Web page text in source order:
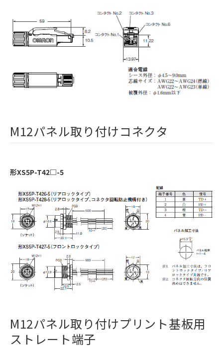
M12パネル取り付けコネクタ
形XS5P-T42□-5
M12パネル取り付けプリント基板用
ストレート端子